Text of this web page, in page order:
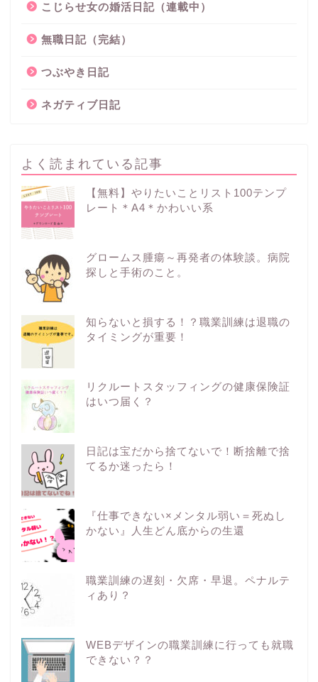
こじらせ女の婚活日記（連載中）
無職日記（完結）
つぶやき日記
ネガティブ日記
よく読まれている記事
【無料】やりたいことリスト100テンプ
レート＊A4＊かわいい系
グロームス腫瘍～再発者の体験談。病院
探しと手術のこと。
知らないと損する！？職業訓練は退職の
タイミングが重要！
リクルートスタッフィングの健康保険証
はいつ届く？
日記は宝だから捨てないで！断捨離で捨
てるか迷ったら！
『仕事できない×メンタル弱い＝死ぬし
かない』人生どん底からの生還
職業訓練の遅刻・欠席・早退。ペナルテ
ィあり？
WEBデザインの職業訓練に行っても就職
できない？？